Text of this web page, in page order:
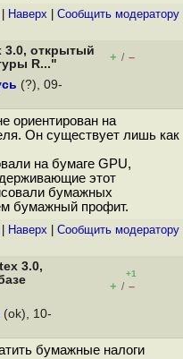
Наверх Cообщить модератору
3.0, открытый
R..."
+ / –
(?), 09-
ориентирован на
Он существует лишь как
на бумаге GPU,
этот
бумажных
бумажный профит.
Наверх Cообщить модератору
3.0,
+1
+ / –
(ok), 10-
бумажные налоги